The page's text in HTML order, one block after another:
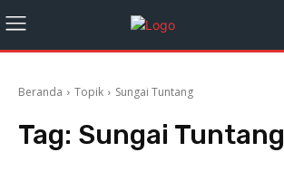
Beranda Topik Sungai Tuntang
Tag: Sungai Tuntang